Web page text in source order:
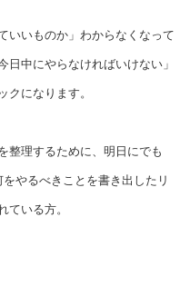
いいものか」わからなくなって
日中にやらなければいけない」
クになります。
整理するために、明日にでも
やるべきことを書き出したリ
ている方。